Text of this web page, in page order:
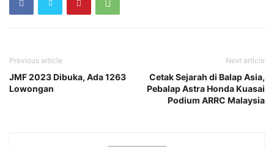
Previous article
JMF 2023 Dibuka, Ada 1263
Lowongan
Next article
Cetak Sejarah di Balap Asia,
Pebalap Astra Honda Kuasai
Podium ARRC Malaysia